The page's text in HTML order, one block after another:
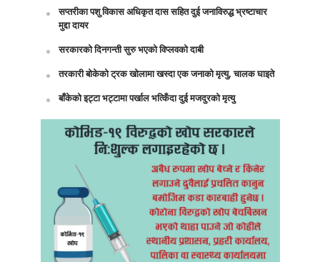
सप्तरीका पशु विकास अधिकृत दास सहित दुई जनाविरुद्ध भ्रष्टाचार
मुद्दा दायर
सरकारको दिनगन्ती सुरु भएको विप्लवको दाबी
तरकारी बोकेको ट्रक खोलामा खस्दा एक जनाको मृत्यु, चालक घाइते
बाँकेको इट्टा भट्टामा पर्खाल भत्किँदा दुई मजदुरको मृत्यु